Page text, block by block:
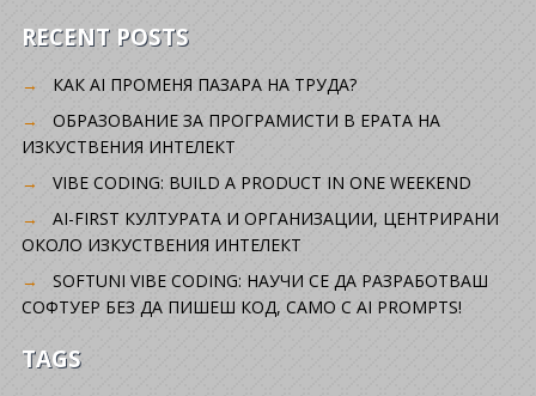
RECENT POSTS
КАК AI ПРОМЕНЯ ПАЗАРА НА ТРУДА?
ОБРАЗОВАНИЕ ЗА ПРОГРАМИСТИ В ЕРАТА НА
ИЗКУСТВЕНИЯ ИНТЕЛЕКТ
VIBE CODING: BUILD A PRODUCT IN ONE WEEKEND
AI-FIRST КУЛТУРАТА И ОРГАНИЗАЦИИ, ЦЕНТРИРАНИ
ОКОЛО ИЗКУСТВЕНИЯ ИНТЕЛЕКТ
SOFTUNI VIBE CODING: НАУЧИ СЕ ДА РАЗРАБОТВАШ
СОФТУЕР БЕЗ ДА ПИШЕШ КОД, САМО С AI PROMPTS!
TAGS